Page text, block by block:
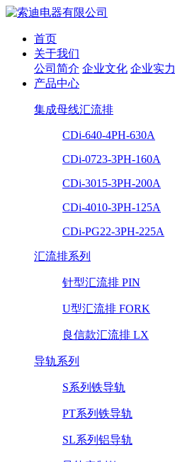
首页
关于我们
公司简介 企业文化 企业实力
产品中心
集成母线汇流排
CDi-640-4PH-630A
CDi-0723-3PH-160A
CDi-3015-3PH-200A
CDi-4010-3PH-125A
CDi-PG22-3PH-225A
汇流排系列
针型汇流排 PIN
U型汇流排 FORK
良信款汇流排 LX
导轨系列
S系列铁导轨
PT系列铁导轨
SL系列铝导轨